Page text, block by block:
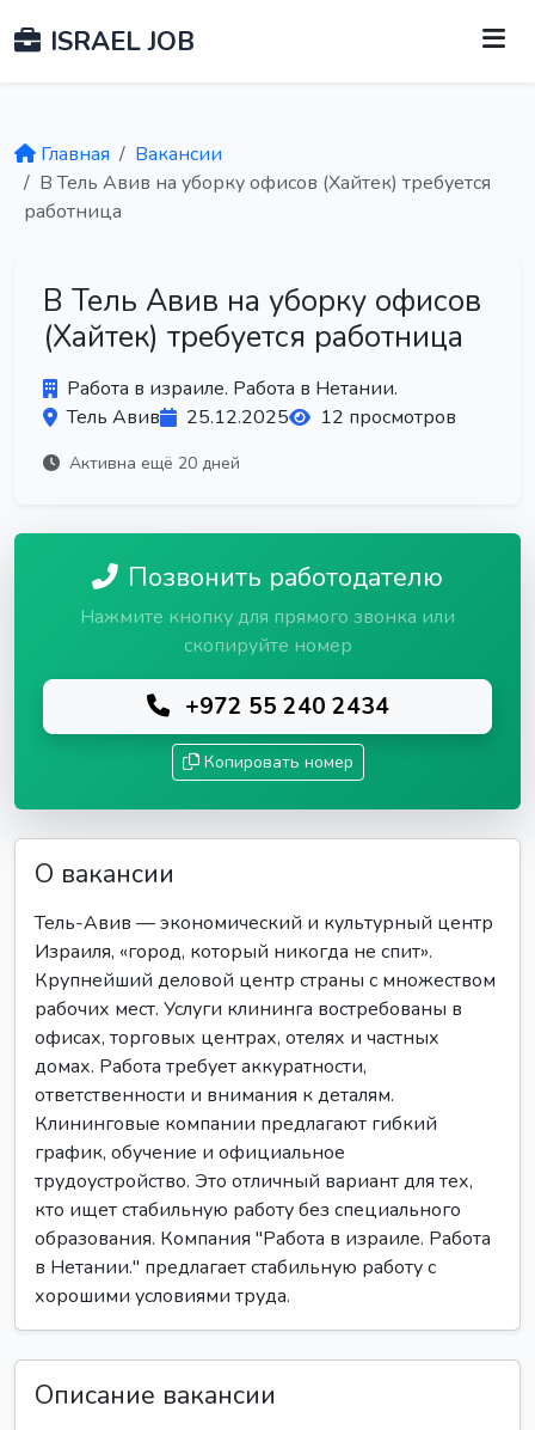
ISRAEL JOB
Главная
Вакансии
В Тель Авив на уборку офисов (Хайтек) требуется
работница
В Тель Авив на уборку офисов
(Хайтек) требуется работница
Работа в израиле. Работа в Нетании.
Тель Авив
25.12.2025 12 просмотров
Активна ещё 20 дней
Позвонить работодателю
Нажмите кнопку для прямого звонка или
скопируйте номер
+972 55 240 2434
Копировать номер
О вакансии
Тель-Авив — экономический и культурный центр
Израиля, «город, который никогда не спит».
Крупнейший деловой центр страны с множеством
рабочих мест. Услуги клининга востребованы в
офисах, торговых центрах, отелях и частных
домах. Работа требует аккуратности,
ответственности и внимания к деталям.
Клининговые компании предлагают гибкий
график, обучение и официальное
трудоустройство. Это отличный вариант для тех,
кто ищет стабильную работу без специального
образования. Компания "Работа в израиле. Работа
в Нетании." предлагает стабильную работу с
хорошими условиями труда.
Описание вакансии